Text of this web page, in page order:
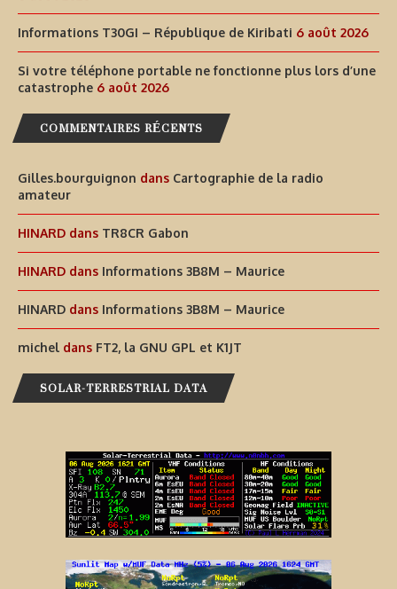
Informations T30GI – République de Kiribati 6 août 2026
Si votre téléphone portable ne fonctionne plus lors d’une
catastrophe 6 août 2026
COMMENTAIRES RÉCENTS
Gilles.bourguignon dans Cartographie de la radio
amateur
HINARD dans TR8CR Gabon
HINARD dans Informations 3B8M – Maurice
HINARD dans Informations 3B8M – Maurice
michel dans FT2, la GNU GPL et K1JT
SOLAR-TERRESTRIAL DATA